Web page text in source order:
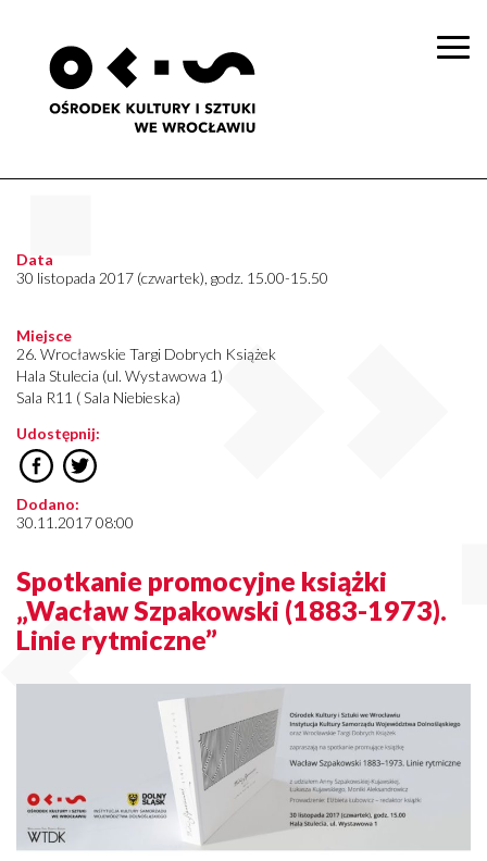
Data
30 listopada 2017 (czwartek), godz. 15.00-15.50
Miejsce
26. Wrocławskie Targi Dobrych Książek
Hala Stulecia (ul. Wystawowa 1)
Sala R11 ( Sala Niebieska)
Udostępnij:
Dodano:
30.11.2017 08:00
Spotkanie promocyjne książki
„Wacław Szpakowski (1883-1973).
Linie rytmiczne”